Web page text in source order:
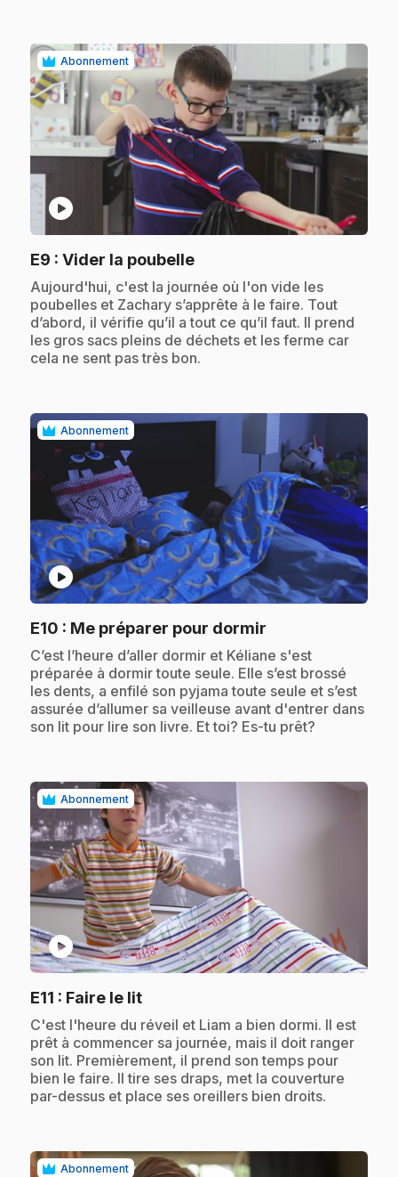
Abonnement
play_circle
E9 : Vider la poubelle.
.Aujourd'hui, c'est la journée où l'on vide les
poubelles et Zachary s’apprête à le faire. Tout
d’abord, il vérifie qu’il a tout ce qu’il faut. Il prend
les gros sacs pleins de déchets et les ferme car
cela ne sent pas très bon.
Abonnement
play_circle
E10 : Me préparer pour dormir
.C’est l’heure d’aller dormir et Kéliane s'est
préparée à dormir toute seule. Elle s’est brossé
les dents, a enfilé son pyjama toute seule et s’est
assurée d’allumer sa veilleuse avant d'entrer dans
son lit pour lire son livre. Et toi? Es-tu prêt?
Abonnement
play_circle
E11 : Faire le lit.
.C'est l'heure du réveil et Liam a bien dormi. Il est
prêt à commencer sa journée, mais il doit ranger
son lit. Premièrement, il prend son temps pour
bien le faire. Il tire ses draps, met la couverture
par-dessus et place ses oreillers bien droits.
Abonnement